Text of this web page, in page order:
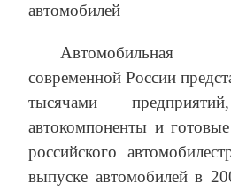
автомобилей
Автомобильная
современной России
тысячами
автокомпоненты и
российского
выпуске автомобилей в